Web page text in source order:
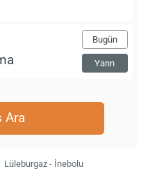
Bugün
Yarın
Ara
Lüleburgaz - İnebolu